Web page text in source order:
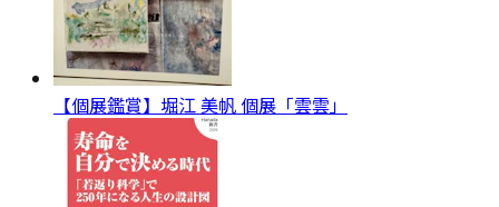
【個展鑑賞】堀江 美帆 個展「雲雲」